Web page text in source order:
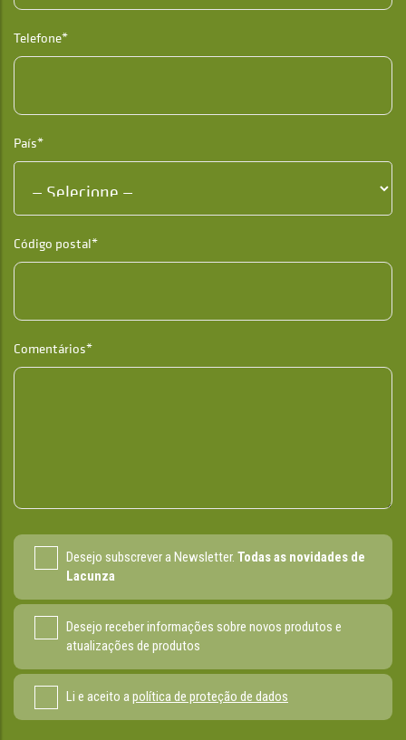
Telefone*
País*
Código postal*
Comentários*
Desejo subscrever a Newsletter. Todas as novidades de
Lacunza
Desejo receber informações sobre novos produtos e
atualizações de produtos
Li e aceito apolítica de proteção de dados